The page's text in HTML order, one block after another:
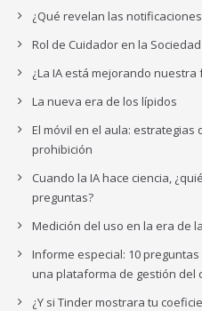
¿Qué revelan las
Rol de Cuidador en la
¿La IA está mejorando
La nueva era de los lípidos
El móvil en el aula:
prohibición
Cuando la IA hace ciencia,
preguntas?
Medición del uso en la era de
Informe especial: 10
una plataforma de gestión del
¿Y si Tinder mostrara tu